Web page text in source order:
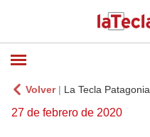
Volver| La Tecla Patagonia
27 de febrero de 2020